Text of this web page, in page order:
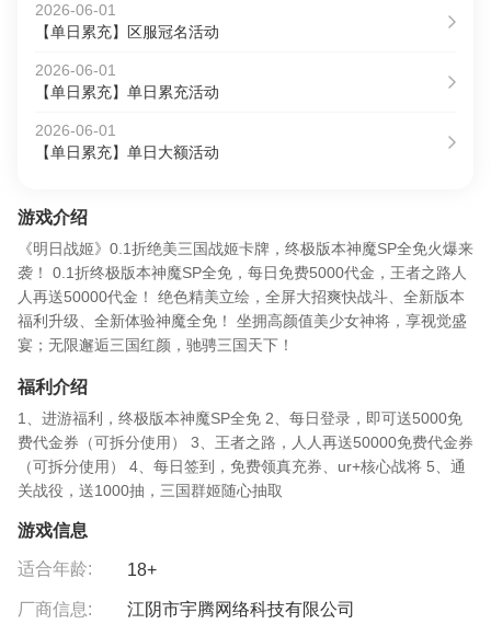
2026-06-01
【单日累充】区服冠名活动
2026-06-01
【单日累充】单日累充活动
2026-06-01
【单日累充】单日大额活动
游戏介绍
《明日战姬》0.1折绝美三国战姬卡牌，终极版本神魔SP全免火爆来
袭！ 0.1折终极版本神魔SP全免，每日免费5000代金，王者之路人
人再送50000代金！ 绝色精美立绘，全屏大招爽快战斗、全新版本
福利升级、全新体验神魔全免！ 坐拥高颜值美少女神将，享视觉盛
宴；无限邂逅三国红颜，驰骋三国天下！
福利介绍
1、进游福利，终极版本神魔SP全免 2、每日登录，即可送5000免
费代金券（可拆分使用） 3、王者之路，人人再送50000免费代金券
（可拆分使用） 4、每日签到，免费领真充券、ur+核心战将 5、通
关战役，送1000抽，三国群姬随心抽取
游戏信息
适合年龄: 18+
厂商信息: 江阴市宇腾网络科技有限公司